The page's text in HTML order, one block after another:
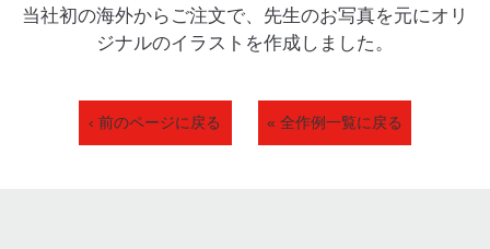
当社初の海外からご注文で、先生のお写真を元にオリ
ジナルのイラストを作成しました。
‹ 前のページに戻る « 全作例一覧に戻る